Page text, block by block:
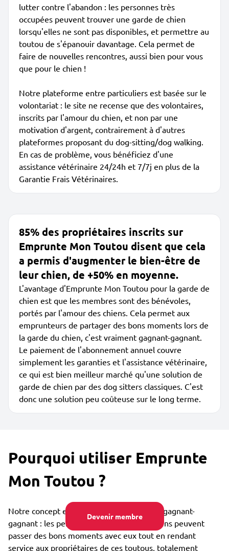
Devenir membre
lutter contre l'abandon : les personnes très
occupées peuvent trouver une garde de chien
lorsqu'elles ne sont pas disponibles, et permettre au
toutou de s'épanouir davantage. Cela permet de
faire de nouvelles rencontres, aussi bien pour vous
que pour le chien !
Notre plateforme entre particuliers est basée sur le
volontariat : le site ne recense que des volontaires,
inscrits par l'amour du chien, et non par une
motivation d'argent, contrairement à d'autres
plateformes proposant du dog-sitting/dog walking.
En cas de problème, vous bénéficiez d'une
assistance vétérinaire 24/24h et 7/7j en plus de la
Garantie Frais Vétérinaires.
85% des propriétaires inscrits sur
Emprunte Mon Toutou disent que cela
a permis d'augmenter le bien-être de
leur chien, de +50% en moyenne.
L'avantage d'Emprunte Mon Toutou pour la garde de
chien est que les membres sont des bénévoles,
portés par l'amour des chiens. Cela permet aux
emprunteurs de partager des bons moments lors de
la garde du chien, c'est vraiment gagnant-gagnant.
Le paiement de l'abonnement annuel couvre
simplement les garanties et l'assistance vétérinaire,
ce qui est bien meilleur marché qu'une solution de
garde de chien par des dog sitters classiques. C'est
donc une solution peu coûteuse sur le long terme.
Pourquoi utiliser Emprunte
Mon Toutou ?
Notre concept est collaboratif et vraiment gagnant-
gagnant : les personnes qui aiment les chiens peuvent
passer des bons moments avec eux tout en rendant
service aux propriétaires de ces toutous, totalement